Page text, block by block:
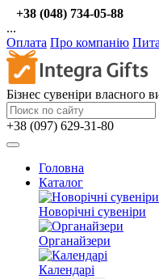
+38 (048) 734-05-88
...
Оплата Про компанію
Бізнес сувеніри власного
+38 (097) 629-31-80
Головна
Каталог
Новорічні сувеніри
Органайзери
Календарі